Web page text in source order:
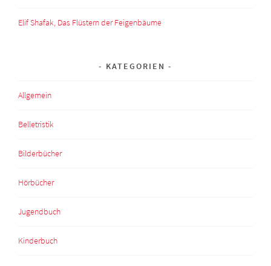
Elif Shafak, Das Flüstern der Feigenbäume
KATEGORIEN
Allgemein
Belletristik
Bilderbücher
Hörbücher
Jugendbuch
Kinderbuch